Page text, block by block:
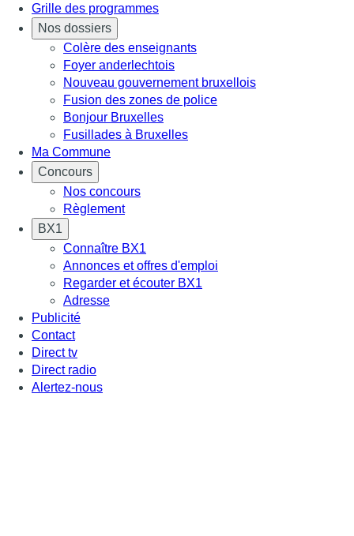
Grille des programmes
Nos dossiers
Colère des enseignants
Foyer anderlechtois
Nouveau gouvernement bruxellois
Fusion des zones de police
Bonjour Bruxelles
Fusillades à Bruxelles
Ma Commune
Concours
Nos concours
Règlement
BX1
Connaître BX1
Annonces et offres d'emploi
Regarder et écouter BX1
Adresse
Publicité
Contact
Direct tv
Direct radio
Alertez-nous